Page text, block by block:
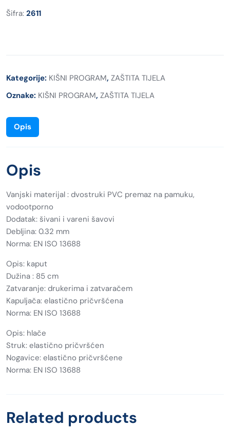
Šifra: 2611
Kategorije: KIŠNI PROGRAM, ZAŠTITA TIJELA
Oznake: KIŠNI PROGRAM, ZAŠTITA TIJELA
Opis
Opis
Vanjski materijal : dvostruki PVC premaz na pamuku,
vodootporno
Dodatak: šivani i vareni šavovi
Debljina: 0.32 mm
Norma: EN ISO 13688
Opis: kaput
Dužina : 85 cm
Zatvaranje: drukerima i zatvaračem
Kapuljača: elastično pričvršćena
Norma: EN ISO 13688
Opis: hlače
Struk: elastično pričvršćen
Nogavice: elastično pričvršćene
Norma: EN ISO 13688
Related products